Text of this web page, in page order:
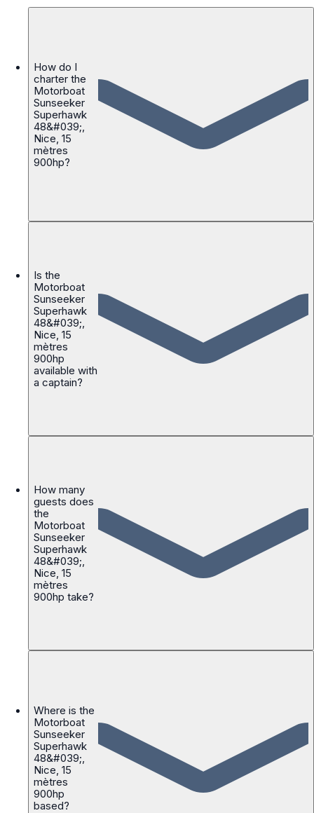
How do I
charter the
Motorboat
Sunseeker
Superhawk
48&#039;,
Nice, 15
mètres
900hp?
Is the
Motorboat
Sunseeker
Superhawk
48&#039;,
Nice, 15
mètres
900hp
available with
a captain?
How many
guests does
the
Motorboat
Sunseeker
Superhawk
48&#039;,
Nice, 15
mètres
900hp take?
Where is the
Motorboat
Sunseeker
Superhawk
48&#039;,
Nice, 15
mètres
900hp
based?